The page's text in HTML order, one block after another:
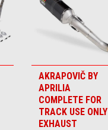
AKRAPOVIČ BY
APRILIA
COMPLETE FOR
TRACK USE ONLY
EXHAUST